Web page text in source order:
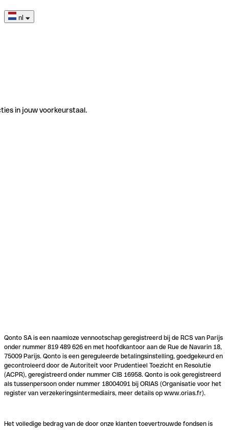
nl
in jouw voorkeurstaal.
Qonto SA is een naamloze vennootschap geregistreerd bij de RCS van Parijs
onder nummer 819 489 626 en met hoofdkantoor aan de Rue de Navarin 18,
75009 Parijs. Qonto is een gereguleerde betalingsinstelling, goedgekeurd en
gecontroleerd door de Autoriteit voor Prudentieel Toezicht en Resolutie
(ACPR), geregistreerd onder nummer CIB 16958. Qonto is ook geregistreerd
als tussenpersoon onder nummer 18004091 bij ORIAS (Organisatie voor het
register van verzekeringsintermediairs, meer details op www.orias.fr).
Het volledige bedrag van de door onze klanten toevertrouwde fondsen is